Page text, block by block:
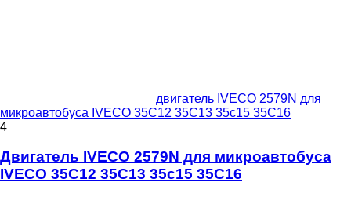
двигатель IVECO 2579N для
микроавтобуса IVECO 35C12 35C13 35c15 35C16
4
Двигатель IVECO 2579N для микроавтобуса
IVECO 35C12 35C13 35c15 35C16